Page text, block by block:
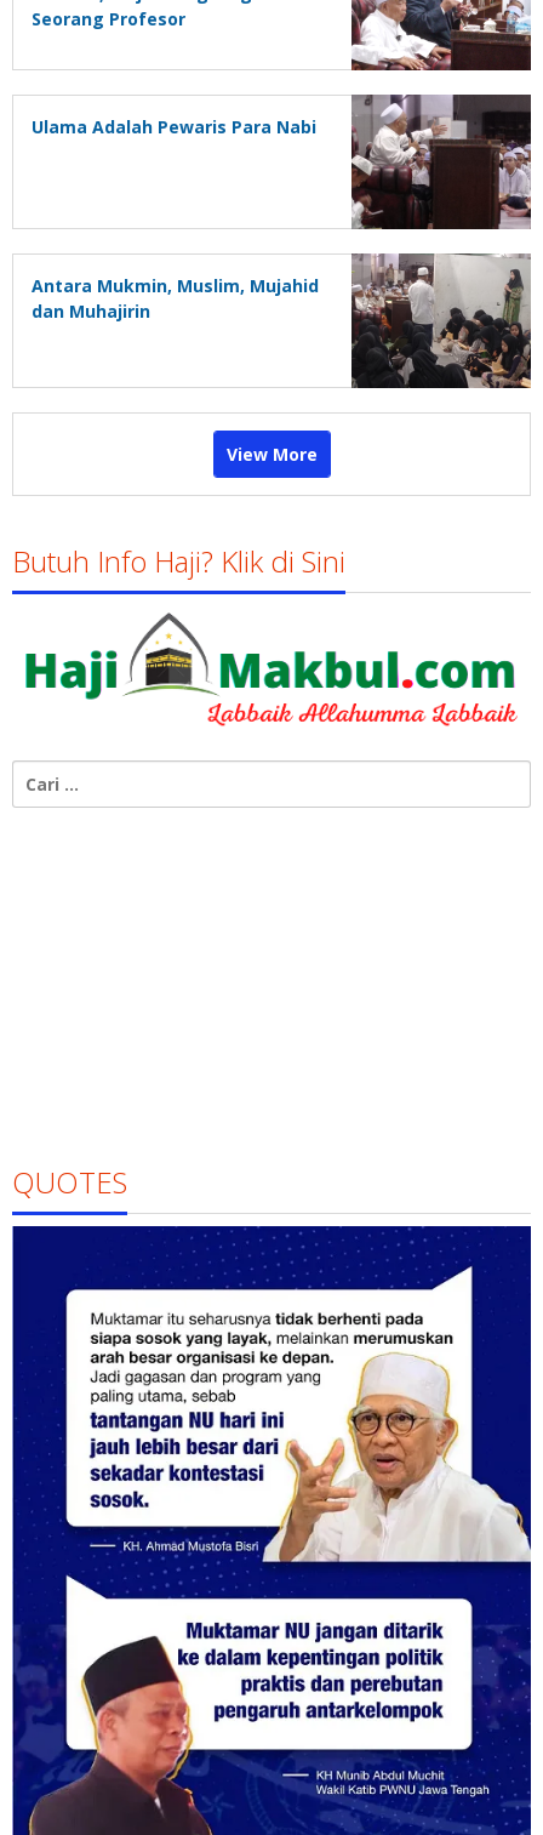
Seorang Profesor
Ulama Adalah Pewaris Para Nabi
Antara Mukmin, Muslim, Mujahid
dan Muhajirin
View More
Butuh Info Haji? Klik di Sini
untuk:
QUOTES